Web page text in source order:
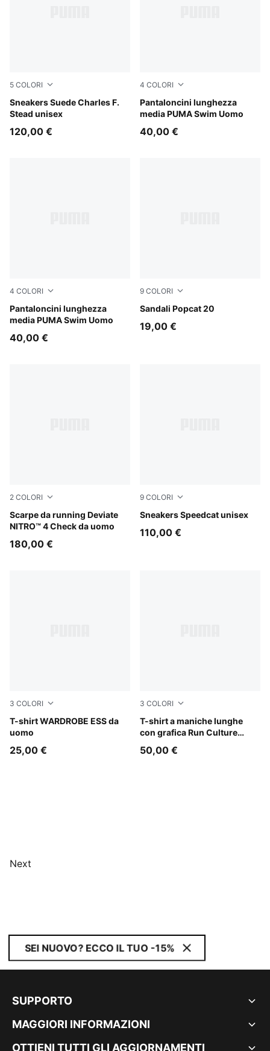
5 COLORI
Sneakers Suede Charles F.
Stead unisex
Pineapple Ice-Frosted Ivory
120,00 €
4 COLORI
Pantaloncini lunghezza
media PUMA Swim Uomo
mint
40,00 €
4 COLORI
Pantaloncini lunghezza
media PUMA Swim Uomo
red
40,00 €
9 COLORI
Sandali Popcat 20
Puma Black-Puma Black-
19,00 €
2 COLORI
Scarpe da running Deviate
NITRO™ 4 Check da uomo
For All Time Red-PUMA White
180,00 €
9 COLORI
Sneakers Speedcat unisex
Sea Illusion-PUMA Black
110,00 €
3 COLORI
T-shirt WARDROBE ESS da
uomo
Midnight Petrol
25,00 €
3 COLORI
T-shirt a maniche lunghe
con grafica Run Culture
Chai Latte
50,00 €
Next
SEI NUOVO? ECCO IL TUO -15%
SUPPORTO
MAGGIORI INFORMAZIONI
OTTIENI TUTTI GLI AGGIORNAMENTI